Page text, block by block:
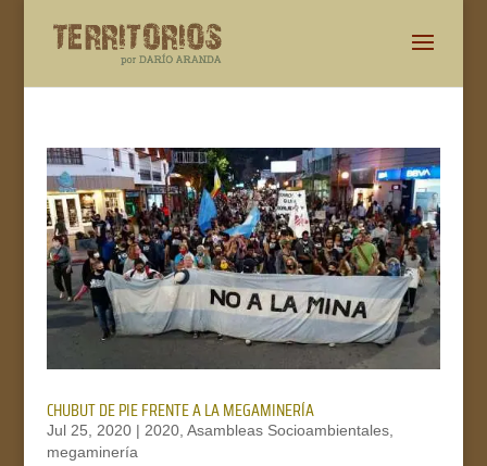
CHUBUT DE PIE FRENTE A LA MEGAMINERÍA
Jul 25, 2020| 2020, Asambleas Socioambientales,
megaminería